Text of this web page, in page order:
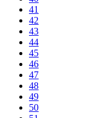
41
42
43
44
45
46
47
48
49
50